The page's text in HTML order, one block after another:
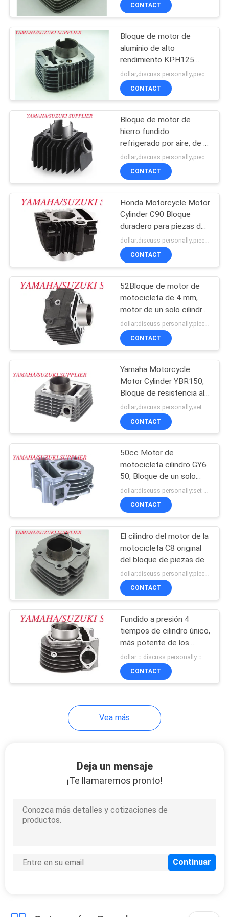
CONTROL
CALIDAD
ÉNTRENOS
EN
CONTACTO
NOTICIAS
PIDA
MAPA
PRIVACY
POLICY
Bloque de cilindros
de aluminio
Bloque de cilindro
del arrabio
11
Bloque del motor de
Yamaha
18
Bloque de motor de
la Honda
17
Bloque del motor de
Suzuki
11
cilindro del motor
de la motocicleta
Bloque de cilindros
tiempos
CONTACT
Bloque de motor de
aluminio de alto
rendimiento KPH125
52,4 mm Aguado, 71,5
mm Alturas válidas
CONTACT
Bloque de motor de
hierro fundido
refrigerado por aire, de 2
tiempos de cilindro único
Yamaha Accesorios para
motocicletas
dollar;discuss personally;piece MOQ:Negociación
CONTACT
Honda Motorcycle Motor
Cylinder C90 Bloque
duradero para piezas del
motor
dollar;discuss personally;piece MOQ:Negociación
CONTACT
52Bloque de motor de
motocicleta de 4 mm,
motor de un solo cilindro
de 4 tiempos Certificado
ISO 9001
CONTACT
Yamaha Motorcycle
Motor Cylinder YBR150,
Bloque de resistencia al
desgaste
CONTACT
50cc Motor de
motocicleta cilindro GY6
50, Bloque de un solo
cilindro de alto
rendimiento
CONTACT
El cilindro del motor de la
motocicleta C8 original
del bloque de piezas de
la motocicleta durable
dollar;discuss personally;piece MOQ:Negociación
CONTACT
Fundido a presión 4
tiempos de cilindro único,
más potente de los
motores de cilindro único
piezas de repuesto
dollar；discuss personally；piece MOQ:Negociación
CONTACT
Vea más
Deja un mensaje
¡Te llamaremos pronto!